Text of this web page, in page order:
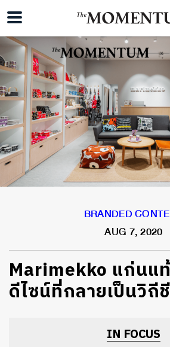
BRANDED
AUG 7, 2020
Marimekko แก่นแ
ดีไซน์ที่กลายเป็นวิถี
IN FOCUS